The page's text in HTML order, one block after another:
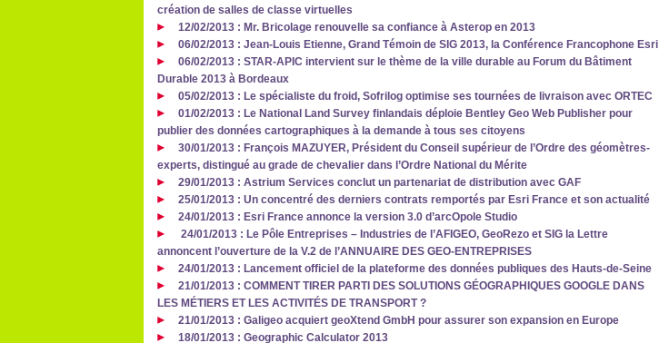
création de salles de classe virtuelles
12/02/2013 : Mr. Bricolage renouvelle sa confiance à Asterop en 2013
06/02/2013 : Jean-Louis Etienne, Grand Témoin de SIG 2013, la Conférence Francophone Esri
06/02/2013 : STAR-APIC intervient sur le thème de la ville durable au Forum du Bâtiment
Durable 2013 à Bordeaux
05/02/2013 : Le spécialiste du froid, Sofrilog optimise ses tournées de livraison avec ORTEC
01/02/2013 : Le National Land Survey finlandais déploie Bentley Geo Web Publisher pour
publier des données cartographiques à la demande à tous ses citoyens
30/01/2013 : François MAZUYER, Président du Conseil supérieur de l’Ordre des géomètres-
experts, distingué au grade de chevalier dans l’Ordre National du Mérite
29/01/2013 : Astrium Services conclut un partenariat de distribution avec GAF
25/01/2013 : Un concentré des derniers contrats remportés par Esri France et son actualité
24/01/2013 : Esri France annonce la version 3.0 d’arcOpole Studio
24/01/2013 : Le Pôle Entreprises – Industries de l’AFIGEO, GeoRezo et SIG la Lettre
annoncent l’ouverture de la V.2 de l’ANNUAIRE DES GEO-ENTREPRISES
24/01/2013 : Lancement officiel de la plateforme des données publiques des Hauts-de-Seine
21/01/2013 : COMMENT TIRER PARTI DES SOLUTIONS GÉOGRAPHIQUES GOOGLE DANS
LES MÉTIERS ET LES ACTIVITÉS DE TRANSPORT ?
21/01/2013 : Galigeo acquiert geoXtend GmbH pour assurer son expansion en Europe
18/01/2013 : Geographic Calculator 2013